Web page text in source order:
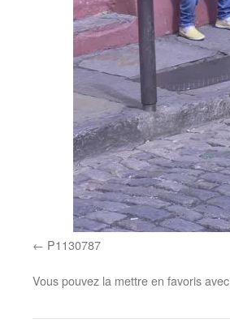
P1130787
Vous pouvez la mettre en favoris avec